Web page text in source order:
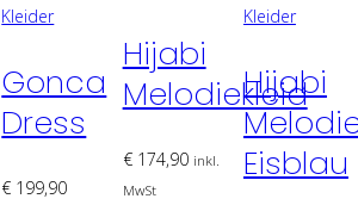
weist
Varianten
auf.
Die
können
Kleider
Gonca
Dress
€ 199,90
Hijabi
Melodiekleid
€174,90 inkl.
MwSt
Kleider
Hijabi
Eisblau